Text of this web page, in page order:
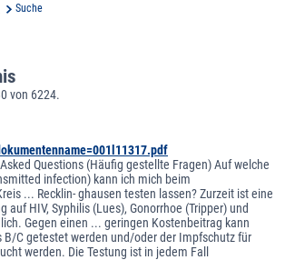
Suche
von 6224.
Questions (Häufig gestellte Fragen) Auf welche
infection) kann ich mich beim
... Recklin- ghausen testen lassen? Zurzeit ist eine
auf HIV, Syphilis (Lues), Gonorrhoe (Tripper) und
Gegen einen ... geringen Kostenbeitrag kann
B/C getestet werden und/oder der Impfschutz für
werden. Die Testung ist in jedem Fall